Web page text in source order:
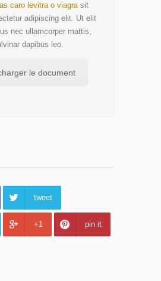
caro levitra o viagrasit
adipiscing elit. Ut elit
nec ullamcorper mattis,
dapibus leo.
le document
tweet
+1 pin it